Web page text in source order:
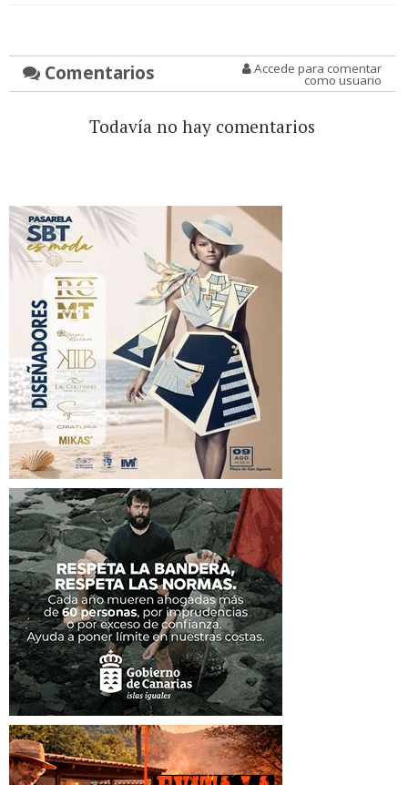
Comentarios Accede para comentar
como usuario
Todavía no hay comentarios